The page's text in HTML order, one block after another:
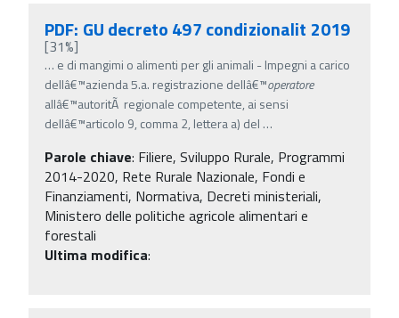
PDF: GU decreto 497 condizionalit 2019
[31%]
… e di mangimi o alimenti per gli animali - Impegni a carico
dellâ€™azienda 5.a. registrazione dellâ€™operatore
allâ€™autoritÃ regionale competente, ai sensi
dellâ€™articolo 9, comma 2, lettera a) del …
Parole chiave: Filiere, Sviluppo Rurale, Programmi
2014-2020, Rete Rurale Nazionale, Fondi e
Finanziamenti, Normativa, Decreti ministeriali,
Ministero delle politiche agricole alimentari e
forestali
Ultima modifica: